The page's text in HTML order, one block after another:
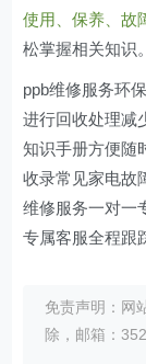
使用、保养、故
松掌握相关知识。
ppb维修服务环
进行回收处理减
知识手册方便随
收录常见家电故
维修服务一对一
专属客服全程跟
免责声明：网
除，邮箱：